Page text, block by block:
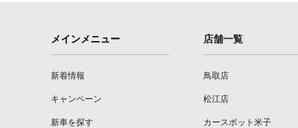
メインメニュー
新着情報
キャンペーン
新車を探す
店舗一覧
鳥取店
松江店
カースポット米子